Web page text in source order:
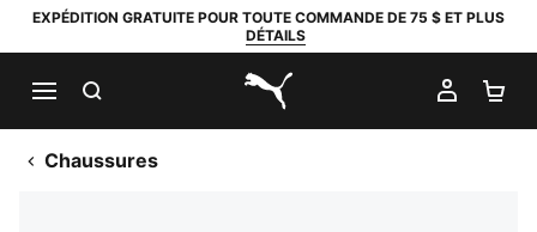
EXPÉDITION GRATUITE POUR TOUTE COMMANDE DE 75 $ ET PLUS
DÉTAILS
PUMA.com
MON
Chaussures